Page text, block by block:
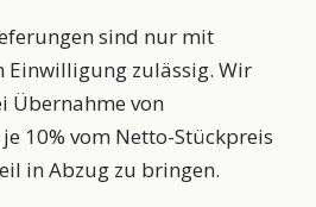
sind nur mit
Einwilligung zulässig. Wir
Übernahme von
10% vom Netto-Stückpreis
in Abzug zu bringen.